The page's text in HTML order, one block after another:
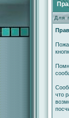
Для
что